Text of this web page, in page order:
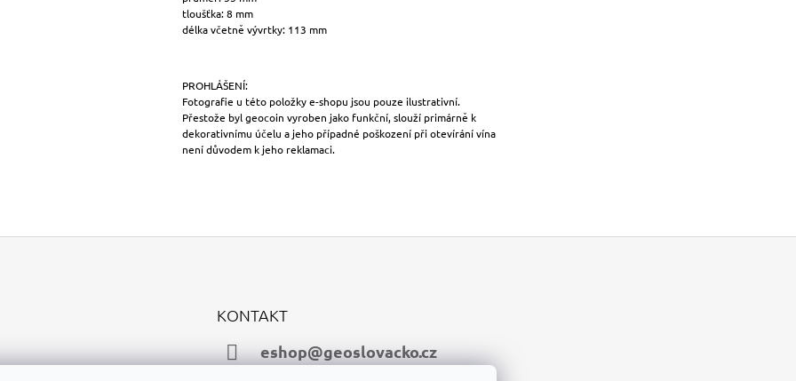
tloušťka: 8 mm
délka včetně vývrtky: 113 mm
PROHLÁŠENÍ:
Fotografie u této položky e-shopu jsou pouze ilustrativní.
Přestože byl geocoin vyroben jako funkční, slouží primárně k
dekorativnímu účelu a jeho případné poškození při otevírání vína
není důvodem k jeho reklamaci.
KONTAKT
eshop@geoslovacko.cz